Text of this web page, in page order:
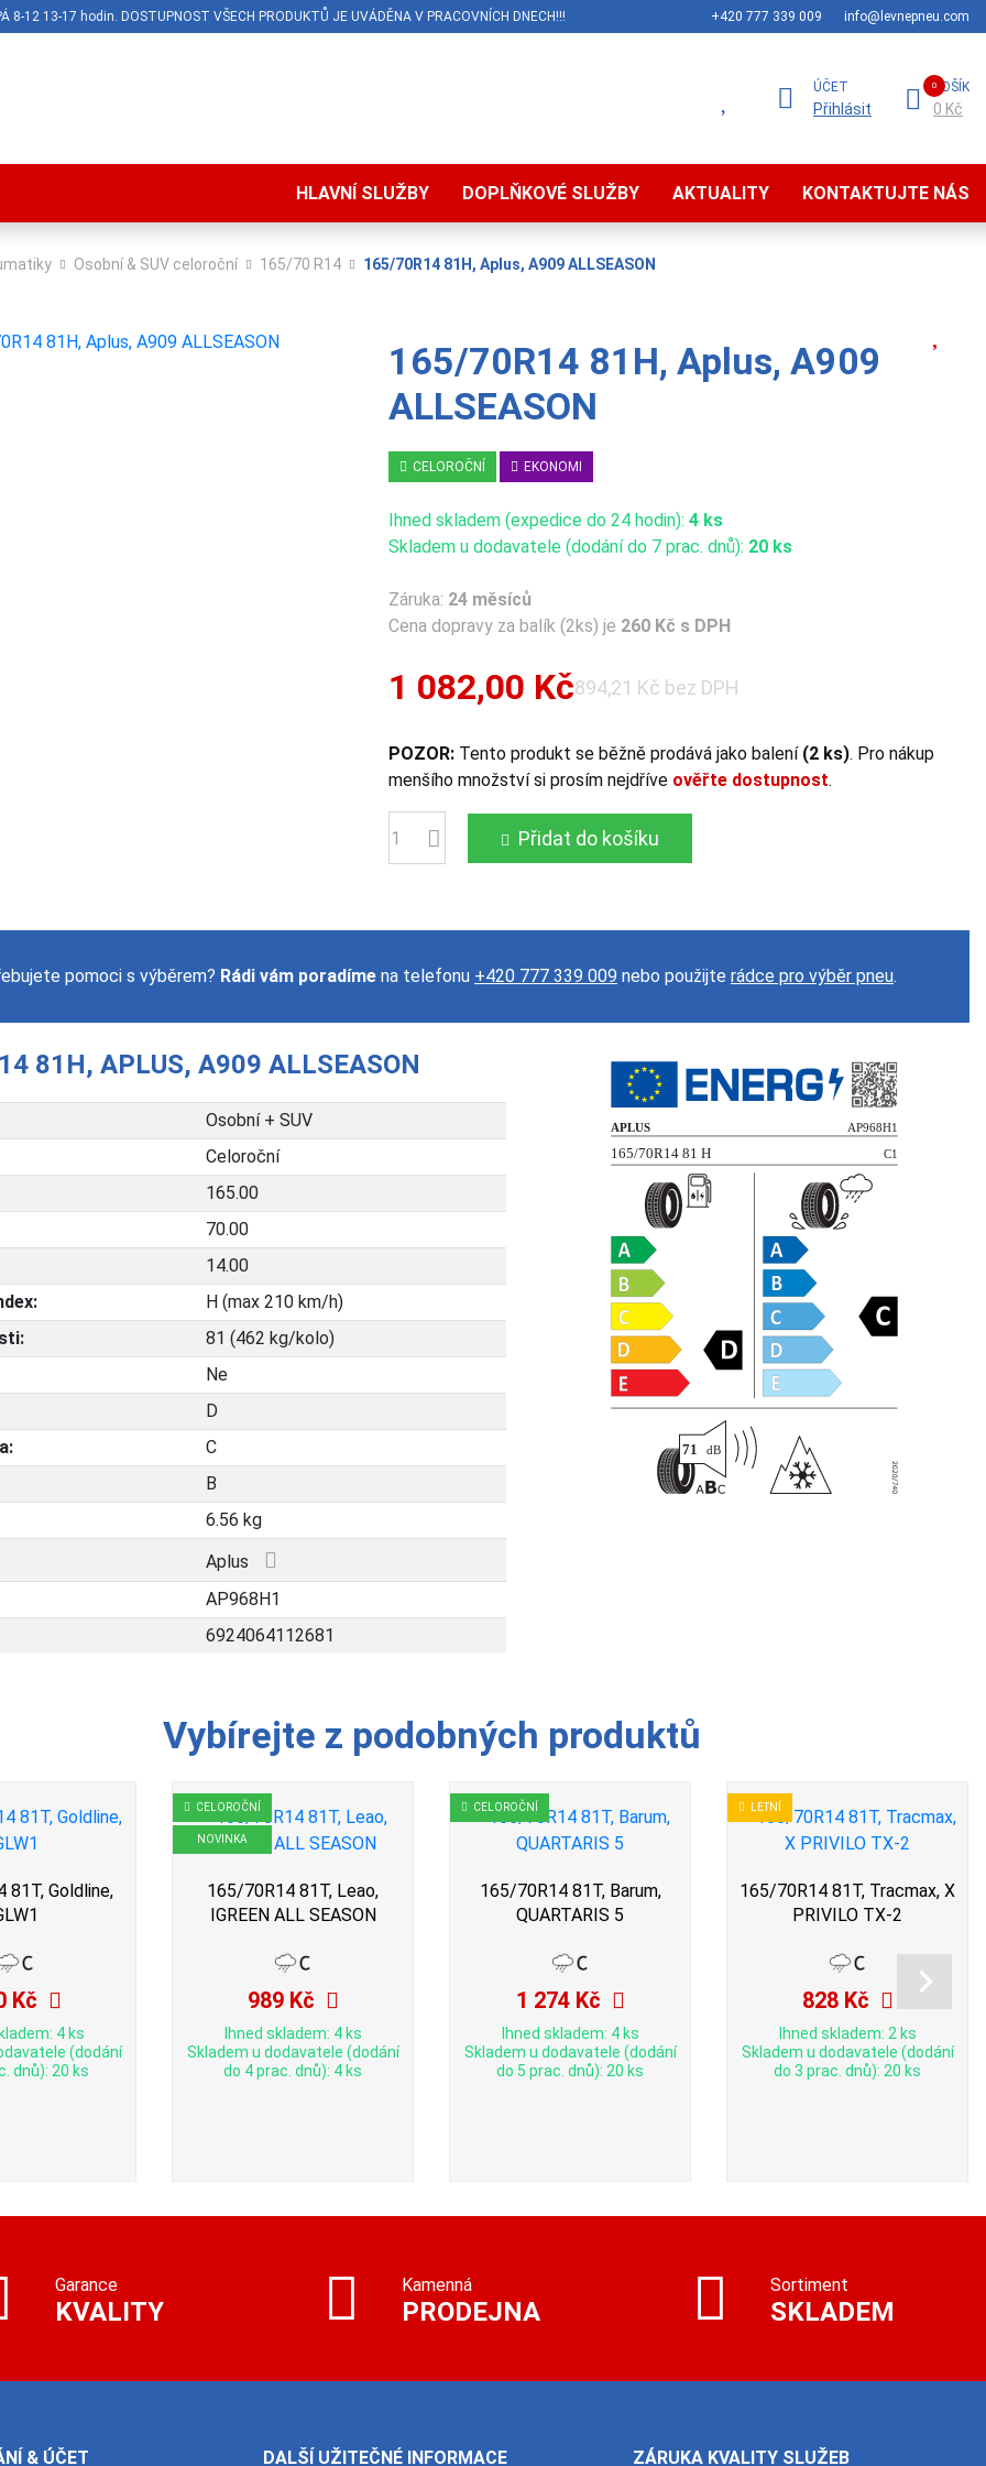
8-12 13-17 hodin. DOSTUPNOST VŠECH PRODUKTŮ JE UVÁDĚNA V PRACOVNÍCH DNECH!!! +420 777 339 009 info@levnepneu.com
ÚČET
Přihlásit
KOŠÍK
0 Kč
HLAVNÍ SLUŽBY DOPLŇKOVÉ SLUŽBY AKTUALITY KONTAKTUJTE NÁS
Osobní & SUV celoroční 165/70 R14 165/70R14 81H, Aplus, A909 ALLSEASON
165/70R14 81H, Aplus, A909
ALLSEASON
CELOROČNÍ EKONOMI
Ihned skladem (expedice do 24 hodin): 4 ks
Skladem u dodavatele (dodání do 7 prac. dnů): 20 ks
Záruka: 24 měsíců
Cena dopravy za balík (2ks) je 260 Kč s DPH
1 082,00 Kč894,21 Kč bez DPH
POZOR: Tento produkt se běžně prodává jako balení (2 ks). Pro nákup
menšího množství si prosím nejdříve ověřte dostupnost.
Počet Přidat do košíku
pomoci s výběrem? Rádi vám poradíme na telefonu +420 777 339 009 nebo použijte rádce pro výběr pneu.
81H, APLUS, A909 ALLSEASON
Osobní + SUV
Celoroční
165.00
70.00
14.00
H (max 210 km/h)
81 (462 kg/kolo)
Ne
D
C
B
6.56 kg
Aplus
AP968H1
6924064112681
Vybírejte z podobných produktů
81T, Goldline,
Kč
4 ks
(dodání
dnů): 20 ks
CELOROČNÍ
NOVINKA
165/70R14 81T, Leao,
IGREEN ALL SEASON
989 Kč
Ihned skladem: 4 ks
Skladem u dodavatele (dodání
do 4 prac. dnů): 4 ks
CELOROČNÍ
165/70R14 81T, Barum,
QUARTARIS 5
1 274 Kč
Ihned skladem: 4 ks
Skladem u dodavatele (dodání
do 5 prac. dnů): 20 ks
LETNÍ
165/70R14 81T, Tracmax, X
PRIVILO TX-2
828 Kč
Ihned skladem: 2 ks
Skladem u dodavatele (dodání
do 3 prac. dnů): 20 ks
Garance
KVALITY
Kamenná
PRODEJNA
Sortiment
SKLADEM
& ÚČET DALŠÍ UŽITEČNÉ INFORMACE ZÁRUKA KVALITY SLUŽEB